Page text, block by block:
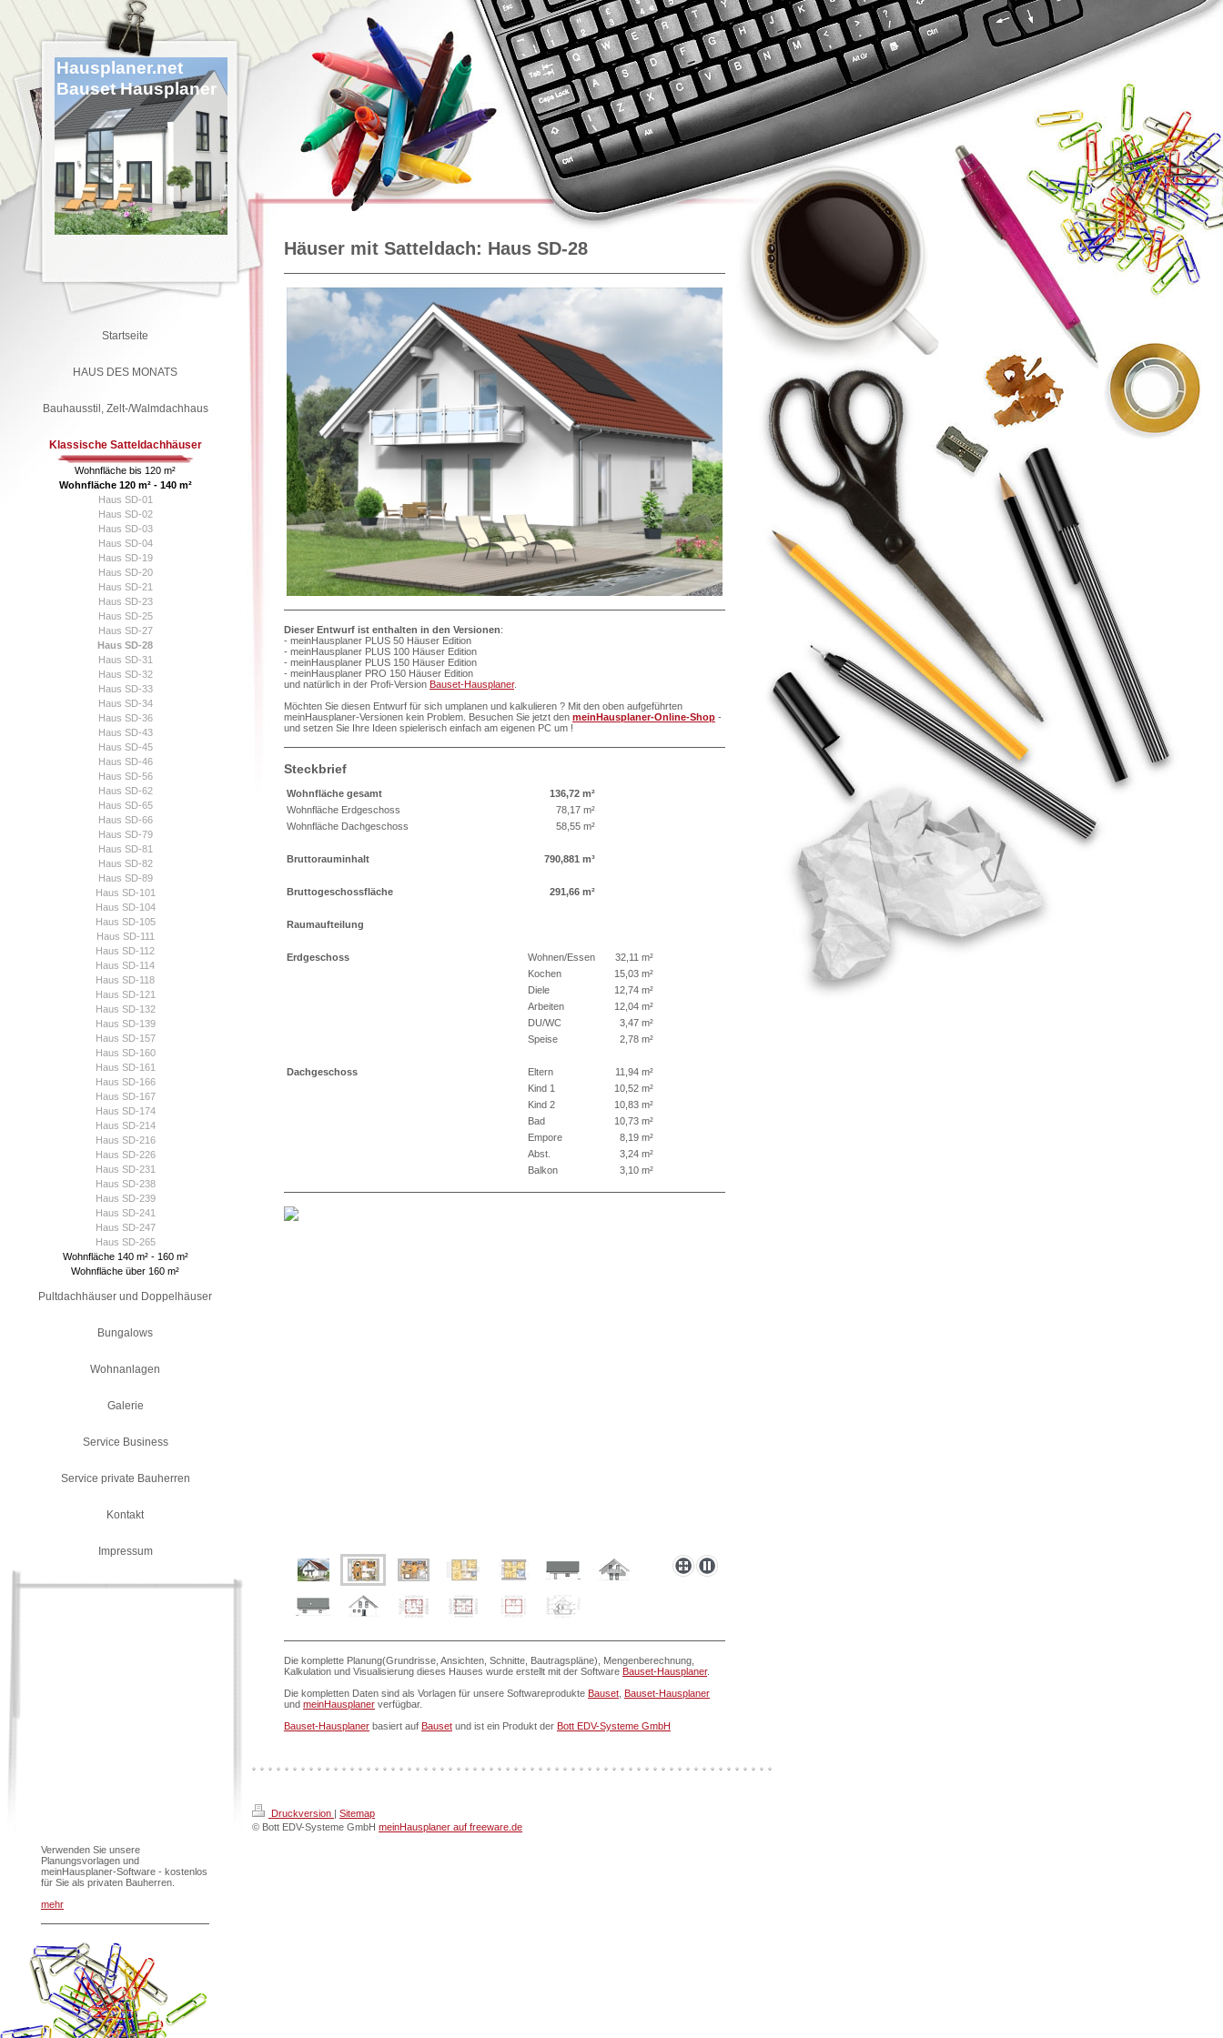
Hausplaner.net
Bauset Hausplaner
Häuser mit Satteldach: Haus SD-28
Dieser Entwurf ist enthalten in den Versionen:
- meinHausplaner PLUS 50 Häuser Edition
- meinHausplaner PLUS 100 Häuser Edition
- meinHausplaner PLUS 150 Häuser Edition
- meinHausplaner PRO 150 Häuser Edition
und natürlich in der Profi-Version Bauset-Hausplaner.
Möchten Sie diesen Entwurf für sich umplanen und kalkulieren ? Mit den oben aufgeführten
meinHausplaner-Versionen kein Problem. Besuchen Sie jetzt den meinHausplaner-Online-Shop -
und setzen Sie Ihre Ideen spielerisch einfach am eigenen PC um !
Steckbrief
Wohnfläche gesamt
136,72 m²
Wohnfläche Erdgeschoss
78,17 m²
Wohnfläche Dachgeschoss
58,55 m²
Bruttorauminhalt 790,881 m³
Bruttogeschossfläche 291,66 m²
Raumaufteilung
Erdgeschoss Wohnen/Essen
32,11 m²
Kochen
15,03 m²
Diele
12,74 m²
Arbeiten
12,04 m²
DU/WC
3,47 m²
Speise
2,78 m²
Dachgeschoss Eltern
11,94 m²
Kind 1
10,52 m²
Kind 2
10,83 m²
Bad
10,73 m²
Empore
8,19 m²
Abst.
3,24 m²
Balkon
3,10 m²
Die komplette Planung(Grundrisse, Ansichten, Schnitte, Bautragspläne), Mengenberechnung,
Kalkulation und Visualisierung dieses Hauses wurde erstellt mit der Software Bauset-Hausplaner.
Die kompletten Daten sind als Vorlagen für unsere Softwareprodukte Bauset Bauset-Hausplaner
und meinHausplaner verfügbar.
Bauset-Hausplaner basiert auf Bauset und ist ein Produkt der Bott EDV-Systeme GmbH
Druckversion | Sitemap
© Bott EDV-Systeme GmbH meinHausplaner auf freeware.de
Startseite
HAUS DES MONATS
Bauhausstil, Zelt-/Walmdachhaus
Klassische Satteldachhäuser
Wohnfläche bis 120 m²
Wohnfläche 120 m² - 140 m²
Haus SD-01
Haus SD-02
Haus SD-03
Haus SD-04
Haus SD-19
Haus SD-20
Haus SD-21
Haus SD-23
Haus SD-25
Haus SD-27
Haus SD-28
Haus SD-31
Haus SD-32
Haus SD-33
Haus SD-34
Haus SD-36
Haus SD-43
Haus SD-45
Haus SD-46
Haus SD-56
Haus SD-62
Haus SD-65
Haus SD-66
Haus SD-79
Haus SD-81
Haus SD-82
Haus SD-89
Haus SD-101
Haus SD-104
Haus SD-105
Haus SD-111
Haus SD-112
Haus SD-114
Haus SD-118
Haus SD-121
Haus SD-132
Haus SD-139
Haus SD-157
Haus SD-160
Haus SD-161
Haus SD-166
Haus SD-167
Haus SD-174
Haus SD-214
Haus SD-216
Haus SD-226
Haus SD-231
Haus SD-238
Haus SD-239
Haus SD-241
Haus SD-247
Haus SD-265
Wohnfläche 140 m² - 160 m²
Wohnfläche über 160 m²
Pultdachhäuser und Doppelhäuser
Bungalows
Wohnanlagen
Galerie
Service Business
Service private Bauherren
Kontakt
Impressum
Verwenden Sie unsere
Planungsvorlagen und
meinHausplaner-Software - kostenlos
für Sie als privaten Bauherren.
mehr